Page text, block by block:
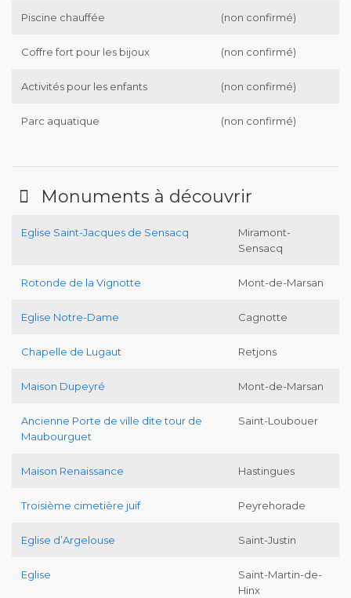
Piscine chauffée (non confirmé)
Coffre fort pour les bijoux (non confirmé)
Activités pour les enfants (non confirmé)
Parc aquatique (non confirmé)
Monuments à découvrir
Eglise Saint-Jacques de Sensacq
Miramont-
Sensacq
Rotonde de la Vignotte Mont-de-Marsan
Eglise Notre-Dame Cagnotte
Chapelle de Lugaut Retjons
Maison Dupeyré Mont-de-Marsan
Ancienne Porte de ville dite tour de
Maubourguet
Saint-Loubouer
Maison Renaissance Hastingues
Troisième cimetière juif Peyrehorade
Eglise d’Argelouse Saint-Justin
Eglise
Saint-Martin-de-
Hinx